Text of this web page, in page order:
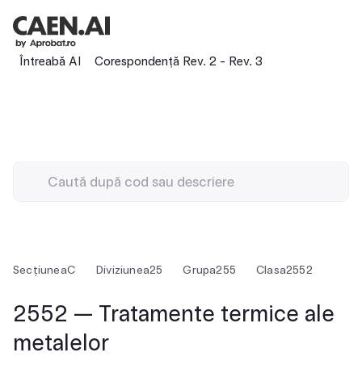
Întreabă AI Corespondență Rev. 2 - Rev. 3
SecțiuneaC Diviziunea25 Grupa255 Clasa2552
2552 — Tratamente termice ale
metalelor